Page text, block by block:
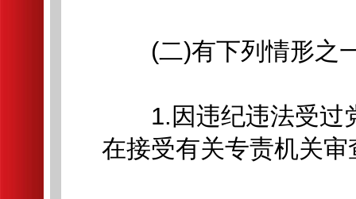
(二)有下列情形之
1.因违纪违法受过
在接受有关专责机关